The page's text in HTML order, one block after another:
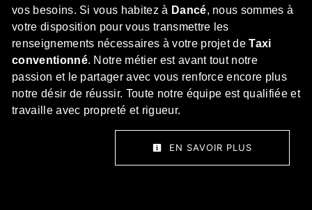
vos besoins. Si vous habitez à Dancé, nous sommes à
votre disposition pour vous transmettre les
renseignements nécessaires à votre projet deTaxi
conventionné. Notre métier est avant tout notre
passion et le partager avec vous renforce encore plus
notre désir de réussir. Toute notre équipe est qualifiée et
travaille avec propreté et rigueur.
EN SAVOIR PLUS